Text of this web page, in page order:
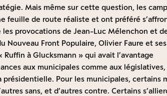
Mais même sur cette question, les
feuille de route réaliste et ont préféré
provocations de Jean-Luc Mélenchon et
Front Populaire, Olivier Faure et
à Glucksmann » qui avait l’avantage
aux municipales comme aux législatives,
Pour les municipales, certains
sans, et d’autres contre. Certains